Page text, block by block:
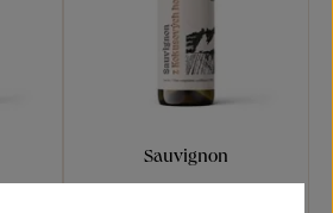
Sauvignon